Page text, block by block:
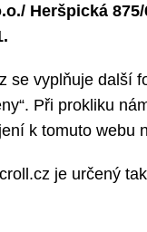
Heršpická 875/
se vyplňuje další
Při prokliku
k tomuto webu
je určený